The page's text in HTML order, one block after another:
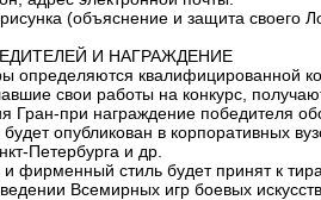
(объяснение и защита своего
И НАГРАЖДЕНИЕ
определяются квалифицированной
свои работы на конкурс,
Гран-при награждение победителя
опубликован в корпоративных
Петербурга и др.
фирменный стиль будет принят к
Всемирных игр боевых